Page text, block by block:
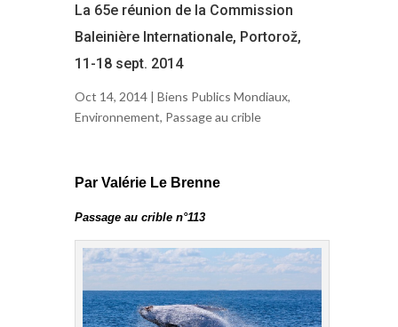
La 65e réunion de la Commission
Baleinière Internationale, Portorož,
11-18 sept. 2014
Oct 14, 2014 | Biens Publics Mondiaux,
Environnement, Passage au crible
Par Valérie Le Brenne
Passage au crible n°113